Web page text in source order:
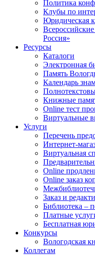
Политика
Клубы по
Юридическая
Россия»
Ресурсы
Каталоги
Электронная
Память
Календарь
Книжные
Online тест
Виртуальные
Услуги
Перечень
Интернет-
Виртуальная
Online
Online заказ
Заказ и
Библиотека –
Платные
Бесплатная
Конкурсы
Вологодская
Коллегам